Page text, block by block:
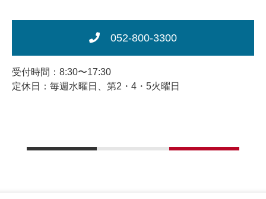
052-800-3300
受付時間：8:30〜17:30
定休日：毎週水曜日、第2・4・5火曜日